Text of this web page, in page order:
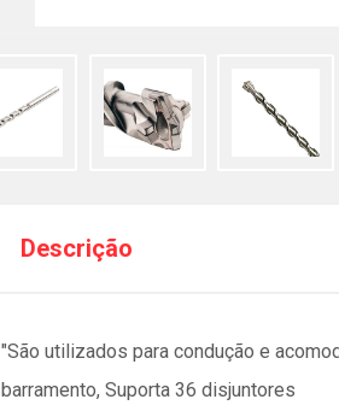
Descrição
"São utilizados para condução e
barramento, Suporta 36 disjuntores